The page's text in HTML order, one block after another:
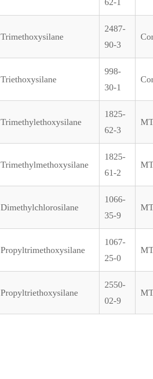
62-1
Trimethoxysilane
2487-
90-3
Triethoxysilane
998-
30-1
Trimethylethoxysilane
1825-
62-3
Trimethylmethoxysilane
1825-
61-2
Dimethylchlorosilane
1066-
35-9
Propyltrimethoxysilane
1067-
25-0
Propyltriethoxysilane
2550-
02-9